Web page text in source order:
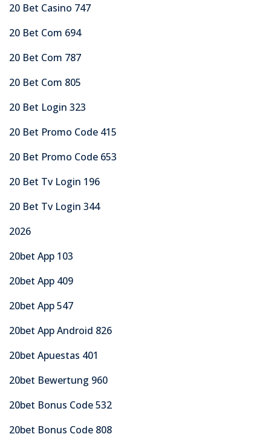
20 Bet Casino 747
20 Bet Com 694
20 Bet Com 787
20 Bet Com 805
20 Bet Login 323
20 Bet Promo Code 415
20 Bet Promo Code 653
20 Bet Tv Login 196
20 Bet Tv Login 344
2026
20bet App 103
20bet App 409
20bet App 547
20bet App Android 826
20bet Apuestas 401
20bet Bewertung 960
20bet Bonus Code 532
20bet Bonus Code 808